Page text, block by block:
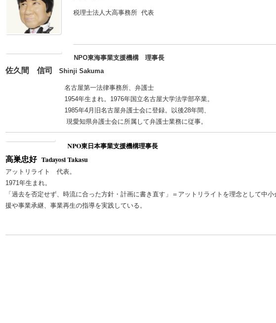
税理士法人大高事務所 代表
NPO東海事業支援機構 理事長
佐久間 信司 Shinji Sakuma
名古屋第一法律事務所、弁護士
1954年生まれ。1976年国立名古屋大学法学部卒業。
1985年4月旧名古屋弁護士会に登録。以後28年間、
現愛知県弁護士会に所属して弁護士業務に従事。
NPO東日本事業支援機構理事長
高巣忠好 Tadayosi Takasu
アットリライト 代表。
1971年生まれ。
「過去を否定せず、時流に合った方針・計画に書き直す」＝アットリライトを理念として中
援や事業承継、事業再生の指導を実践している。